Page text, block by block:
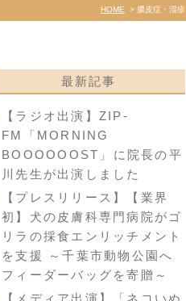
HOME 膿皮症・湿疹
最新記事
【ラジオ出演】ZIP-
FM「MORNING
BOOOOOOST」に院長の平
川先生が出演しました
【プレスリリース】【業界
初】犬の皮膚科専門病院がゴ
リラの採食エンリッチメント
を支援 ～千葉市動物公園へ
フィーダーバッグを寄贈～
【メディア出演】「ネコいぬ